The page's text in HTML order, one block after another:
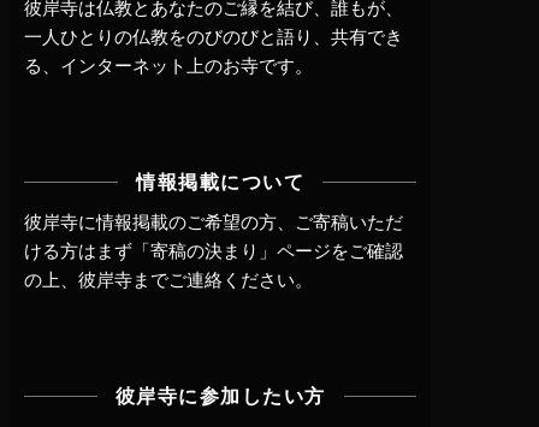
彼岸寺は仏教とあなたのご縁を結び、誰もが、
一人ひとりの仏教をのびのびと語り、共有でき
る、インターネット上のお寺です。
情報掲載について
彼岸寺に情報掲載のご希望の方、ご寄稿いただ
ける方はまず 「寄稿の決まり」ページをご確認
の上、 彼岸寺までご連絡 ください。
彼岸寺に参加したい方